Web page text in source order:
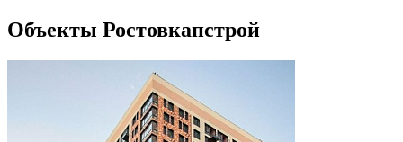
Объекты Ростовкапстрой